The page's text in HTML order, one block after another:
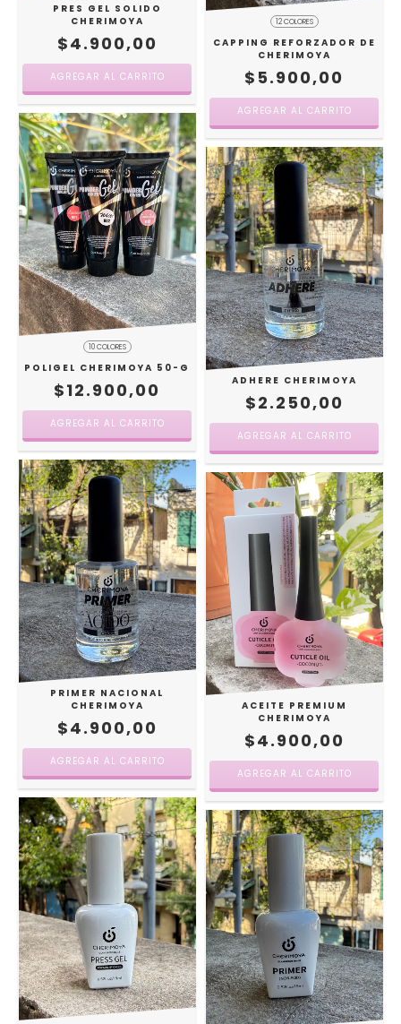
PRES GEL SOLIDO
CHERIMOYA
$4.900,00
12 COLORES
CAPPING REFORZADOR DE
CHERIMOYA
$5.900,00
AGREGAR AL CARRITO
10 COLORES
POLIGEL CHERIMOYA 50-G
$12.900,00
AGREGAR AL CARRITO
ADHERE CHERIMOYA
$2.250,00
PRIMER NACIONAL
CHERIMOYA
$4.900,00
AGREGAR AL CARRITO
ACEITE PREMIUM
CHERIMOYA
$4.900,00